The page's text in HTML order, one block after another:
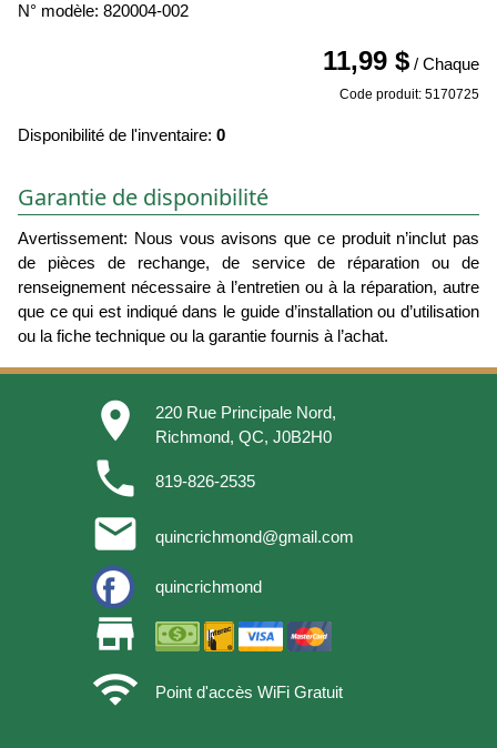
N° modèle: 820004-002
11,99 $ / Chaque
Code produit: 5170725
Disponibilité de l'inventaire: 0
Garantie de disponibilité
Avertissement: Nous vous avisons que ce produit n’inclut pas
de pièces de rechange, de service de réparation ou de
renseignement nécessaire à l’entretien ou à la réparation, autre
que ce qui est indiqué dans le guide d’installation ou d’utilisation
ou la fiche technique ou la garantie fournis à l’achat.
place
220 Rue Principale Nord,
Richmond, QC, J0B2H0
phone 819-826-2535
email quincrichmond@gmail.com
quincrichmond
store
wifi
Point d'accès WiFi Gratuit